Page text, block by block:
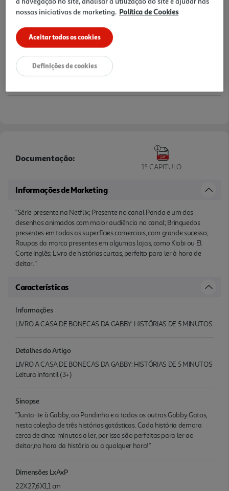
Documentação:
1º CAPITULO
Informações de Marketing
"Série presente na Netflix; Presente no canal Panda e um dos
desenhos animados com maior audiência no canal; Brinquedos
presentes em todas as superfícies comerciais, com grande sucesso;
Roupas da marca presentes em algumas lojas, como Kiabi ou El
Corte Inglês; Livro de histórias curtas, perfeito para ler à hora de
deitar. "
Características
Informações
LIVRO A CASA DE BONECAS DA GABBY: HISTÓRIAS DE 5 MINUTOS
Detalhes do Artigo
LIVRO A CASA DE BONECAS DA GABBY: HISTÓRIAS DE 5 MINUTOS
Leitura infantil (3+)
Sinopse
"Junta-te à Gabby, ao Pandinha e a todos os outros Gabby Gatos,
nesta coleção de três histórias gatásticas. Cada história demora
cerca de cinco minutos a ler, por isso são perfeitas para ler ao
deitar,na hora da história ou a qualquer hora!"
Dimensões LxAxP
22X27,6X1,1 cm
nossas iniciativas de marketing. Política de Cookies
Aceitar todos os cookies
Definições de cookies